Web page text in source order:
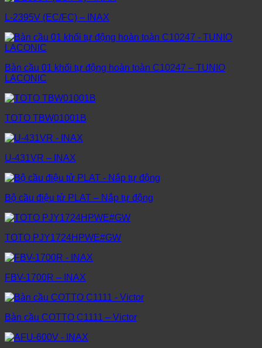
L-2395V (EC/FC) – INAX
Bàn cầu 01 khối tự động hoàn toàn C10247 – TUNIO
LACONIC
TOTO TBW01001B
U-431VR – INAX
Bộ cầu điệu tử PLAT – Nắp tự động
TOTO PJY1724HPWE#GW
FBV-1700R – INAX
Bàn cầu COTTO C1111 – Victor